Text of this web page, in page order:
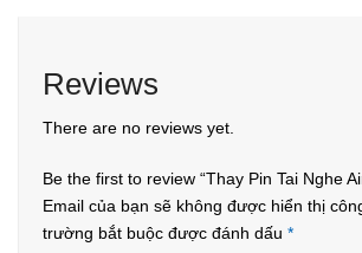
Reviews
There are no reviews yet.
Be the first to review “Thay Pin Tai Nghe
Email của bạn sẽ không được hiển thị
trường bắt buộc được đánh dấu *